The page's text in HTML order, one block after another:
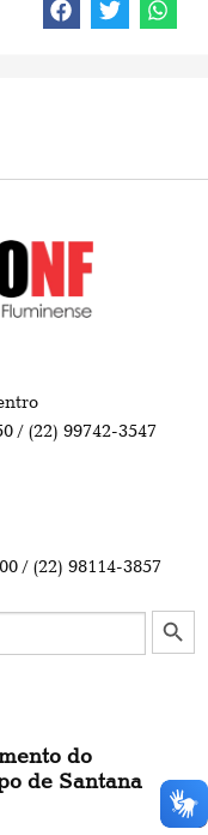
/ (22) 99742-3547
/ (22) 98114-3857
Search Button
do
de Santana